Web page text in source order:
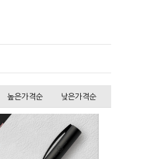
높은가격순 낮은가격순